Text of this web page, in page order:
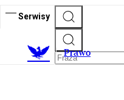
Serwisy
Prawo